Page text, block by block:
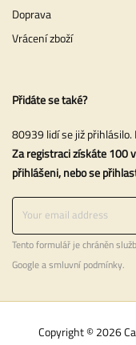
Doprava
Vrácení zboží
Přidáte se také?
80939 lidí se již
Za registraci získáte 100
přihlášeni, nebo se
Tento formulář je chráněn
Google asmluvní podmínky.
Copyright © 2026